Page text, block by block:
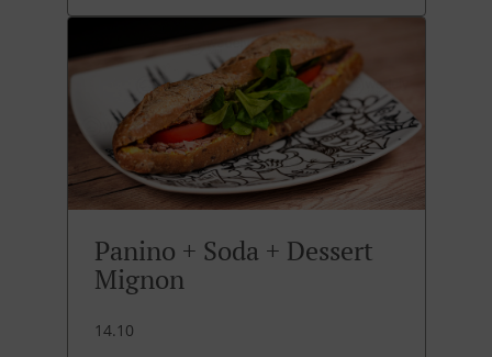
Panino + Soda + Dessert
Mignon
14.10